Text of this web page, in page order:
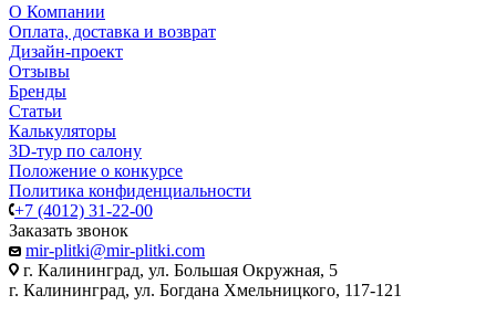
О Компании
Оплата, доставка и возврат
Дизайн-проект
Отзывы
Бренды
Статьи
Калькуляторы
3D-тур по салону
Положение о конкурсе
Политика конфиденциальности
+7 (4012) 31-22-00
Заказать звонок
mir-plitki@mir-plitki.com
г. Калининград, ул. Большая Окружная, 5
г. Калининград, ул. Богдана Хмельницкого, 117-121